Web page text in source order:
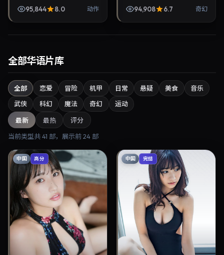
2019年3月1日上映。剧情线
95,844 8.0 动作
衔，2024年6月11日正式上
94,908 6.7 奇幻
全部华语片库
全部 恋爱 冒险 机甲 日常 悬疑 美食
音乐
武侠
科幻 魔法 奇幻 运动
最新 最热 评分
当前类型共41 部，展示前24 部
中国 高分 中国 完结